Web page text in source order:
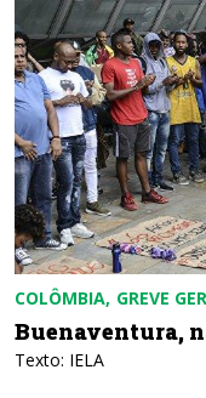
COLÔMBIA GREVE
Buenaventura,
Texto: IELA